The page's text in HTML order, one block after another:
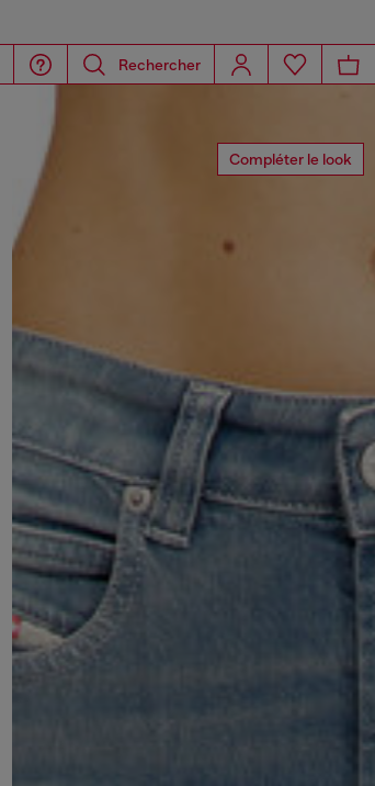
Rechercher
Compléter le look